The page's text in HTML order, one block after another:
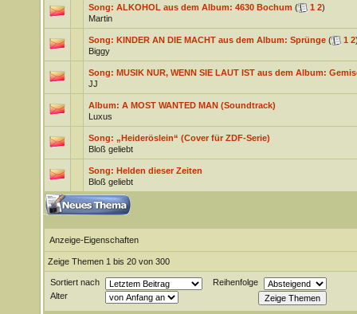
Song: ALKOHOL aus dem Album: 4630 Bochum ( 1 2)
Martin
Song: KINDER AN DIE MACHT aus dem Album: Sprünge ( 1 2
Biggy
Song: MUSIK NUR, WENN SIE LAUT IST aus dem Album:
JJ
Album: A MOST WANTED MAN (Soundtrack)
Luxus
Song: „Heideröslein“ (Cover für ZDF-Serie)
Bloß geliebt
Song: Helden dieser Zeiten
Bloß geliebt
Anzeige-Eigenschaften
Zeige Themen 1 bis 20 von 300
Sortiert nach
Reihenfolge
Alter